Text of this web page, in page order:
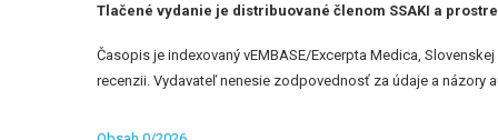
Tlačené vydanie je distribuované členom SSAKI a
Časopis je indexovaný vEMBASE/Excerpta Medica,
recenzii. Vydavateľ nenesie zodpovednosť za údaje a názory